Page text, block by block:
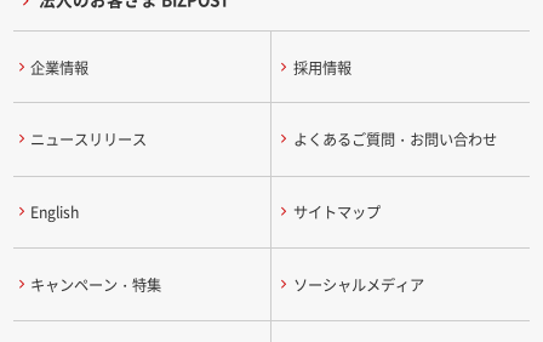
企業情報 採用情報
ニュースリリース よくあるご質問・お問い合わせ
English サイトマップ
キャンペーン・特集 ソーシャルメディア